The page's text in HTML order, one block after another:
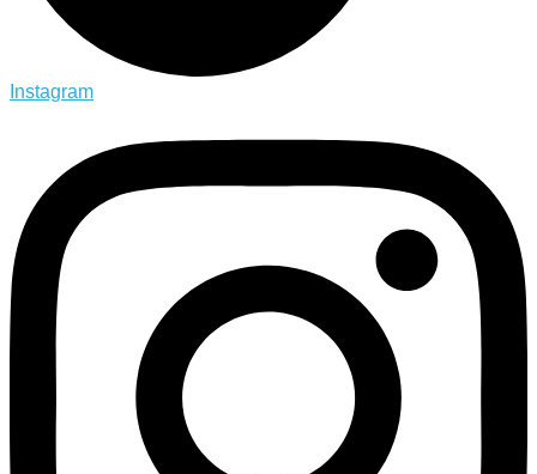
Instagram